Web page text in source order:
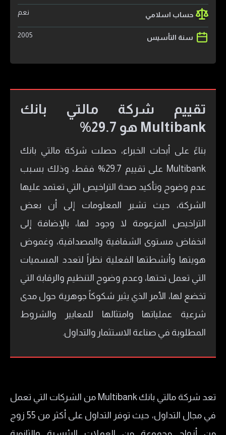
حساب اسلامي نعم
سنة التأسيس 2005
تقييم شركة مالتي بانك
Multibank هو 29.7%
بناءً على أبحاث الخبراء، حصلت شركة مالتي بانك
Multibank على تقييم 29.7% فقط، وذلك بسبب
عدم وضوح وتأكيد صحة التراخيص التي تعتمد عليها
الشركة، حيث تشير المعلومات إلى أن بعض
التراخيص المزعومة لا وجود لها، بالإضافة إلى
انخفاض مستوى الشفافية والمصداقية، وغموض
هويتها وأنشطتها الفعلية نظراً لتعدد المسميات
التي تعمل تحتها، وعدم وضوح التنظيم والرقابة التي
تخضع لها، الأمر الذي يثير شكوكاً جوهرية حول مدى
شرعية عملياتها وامتثالها للمعايير والشروط
المطلوبة في صناعة الاستثمار والتداول.
تعد شركة مالتي بانك Multibank من الشركات التي تعمل
في مجال التداول، حيث توفر التداول على أكثر من 55 زوج